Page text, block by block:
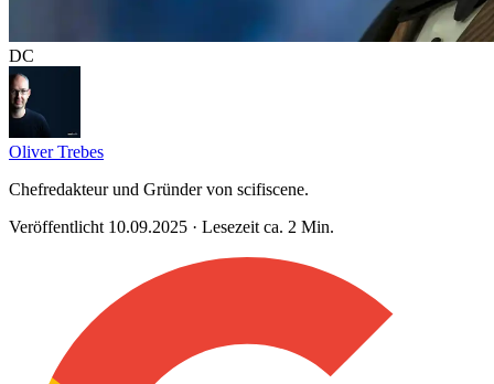
DC
Oliver Trebes
Chefredakteur und Gründer von scifiscene.
Veröffentlicht 10.09.2025 · Lesezeit ca. 2 Min.